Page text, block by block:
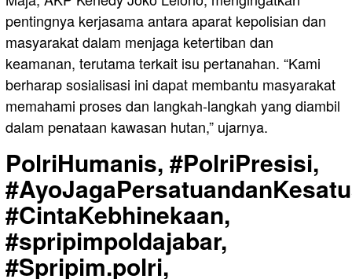
pentingnya kerjasama antara aparat kepolisian dan
masyarakat dalam menjaga ketertiban dan
keamanan, terutama terkait isu pertanahan. “Kami
berharap sosialisasi ini dapat membantu masyarakat
memahami proses dan langkah-langkah yang diambil
dalam penataan kawasan hutan,” ujarnya.
PolriHumanis, #PolriPresisi,
#CintaKebhinekaan,
#spripimpoldajabar,
#Spripim.polri,